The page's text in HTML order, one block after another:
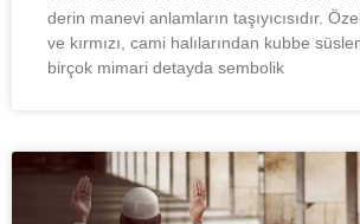
derin manevi anlamların taşıyıcısıdır.
ve kırmızı, cami halılarından kubbe
birçok mimari detayda sembolik